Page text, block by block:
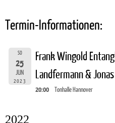
Termin-Informationen:
SO
25
JUN
2023
Frank Wingold
Landfermann &
20:00 Tonhalle Hannover
2022